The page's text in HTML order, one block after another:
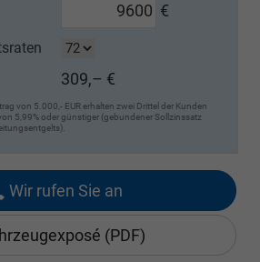
€
309,– €
von 5.000,- EUR erhalten zwei Drittel der Kunden
5,99% oder günstiger (gebundener Sollzinssatz
Wir rufen Sie an
(PDF)